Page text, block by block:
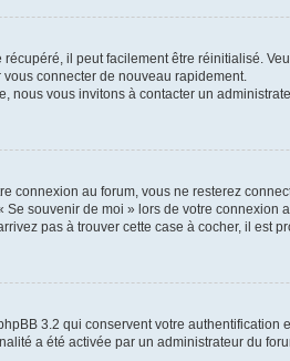
il peut facilement être réinitialisé.
connecter de nouveau rapidement.
nous vous invitons à contacter un
connexion au forum, vous ne resterez
souvenir de moi » lors de votre
pas à trouver cette case à cocher, il est
3.2 qui conservent votre
a été activée par un administrateur du